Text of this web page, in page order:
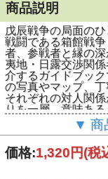
商品説明
戊辰戦争の局面の
戦闘である箱館戦
者、参戦者と縁の
夷地・日露交渉関
介するガイドブッ
の写真やマップ、丁
それぞれの対人関
りを一層、意味あ
■著者：探墓巡礼
（（株）レクテッ
版：2018年9月
▼ 商
価格:1,320円(税